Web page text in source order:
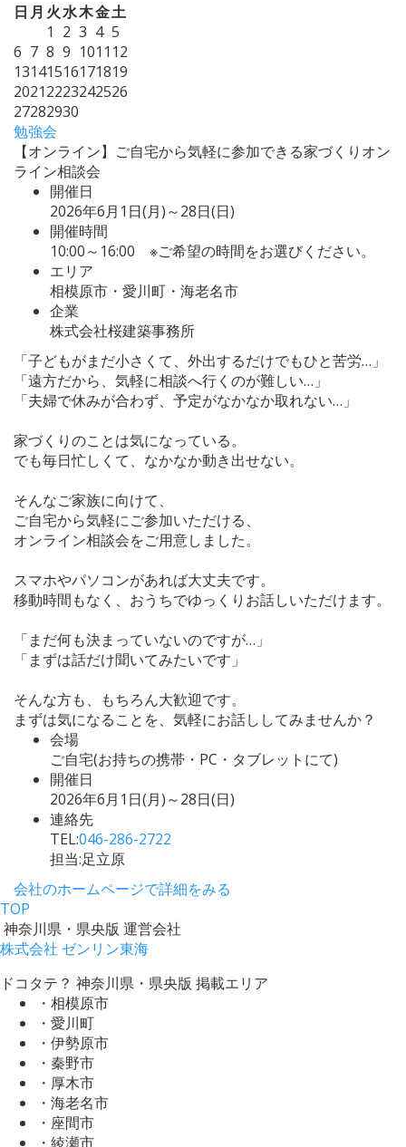
日 月 火水木金土
1 2 3 4 5
6 7 8 9 1011 12
13141516171819
20212223242526
27282930
勉強会
【オンライン】ご自宅から気軽に参加できる家づくりオン
ライン相談会
開催日
2026年6月1日(月)～28日(日)
開催時間
10:00～16:00 ※ご希望の時間をお選びください。
エリア
相模原市・愛川町・海老名市
企業
株式会社桜建築事務所
「子どもがまだ小さくて、外出するだけでもひと苦労…」
「遠方だから、気軽に相談へ行くのが難しい…」
「夫婦で休みが合わず、予定がなかなか取れない…」
家づくりのことは気になっている。
でも毎日忙しくて、なかなか動き出せない。
そんなご家族に向けて、
ご自宅から気軽にご参加いただける、
オンライン相談会をご用意しました。
スマホやパソコンがあれば大丈夫です。
移動時間もなく、おうちでゆっくりお話しいただけます。
「まだ何も決まっていないのですが…」
「まずは話だけ聞いてみたいです」
そんな方も、もちろん大歓迎です。
まずは気になることを、気軽にお話ししてみませんか？
会場
ご自宅(お持ちの携帯・PC・タブレットにて)
開催日
2026年6月1日(月)～28日(日)
連絡先
TEL:046-286-2722
担当:足立原
会社のホームページで詳細をみる
TOP
神奈川県・県央版 運営会社
株式会社 ゼンリン東海
ドコタテ？ 神奈川県・県央版 掲載エリア
・相模原市
・愛川町
・伊勢原市
・秦野市
・厚木市
・海老名市
・座間市
・綾瀬市